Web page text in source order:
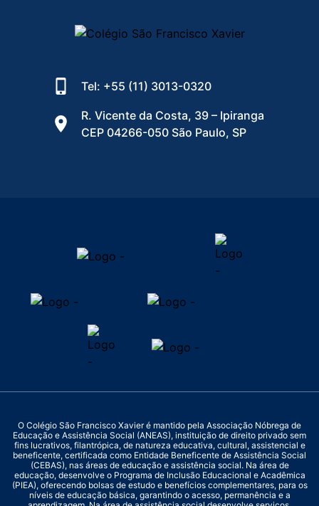
Tel: +55 (11) 3013-0320
R. Vicente da Costa, 39 – Ipiranga
CEP 04266-050 São Paulo, SP
O Colégio São Francisco Xavier é mantido pela Associação Nóbrega de
Educação e Assistência Social (ANEAS), instituição de direito privado sem
fins lucrativos, filantrópica, de natureza educativa, cultural, assistencial e
beneficente, certificada como Entidade Beneficente de Assistência Social
(CEBAS), nas áreas de educação e assistência social. Na área de
educação, desenvolve o Programa de Inclusão Educacional e Acadêmica
(PIEA), oferecendo bolsas de estudo e benefícios complementares, para os
níveis de educação básica, garantindo o acesso, permanência e a